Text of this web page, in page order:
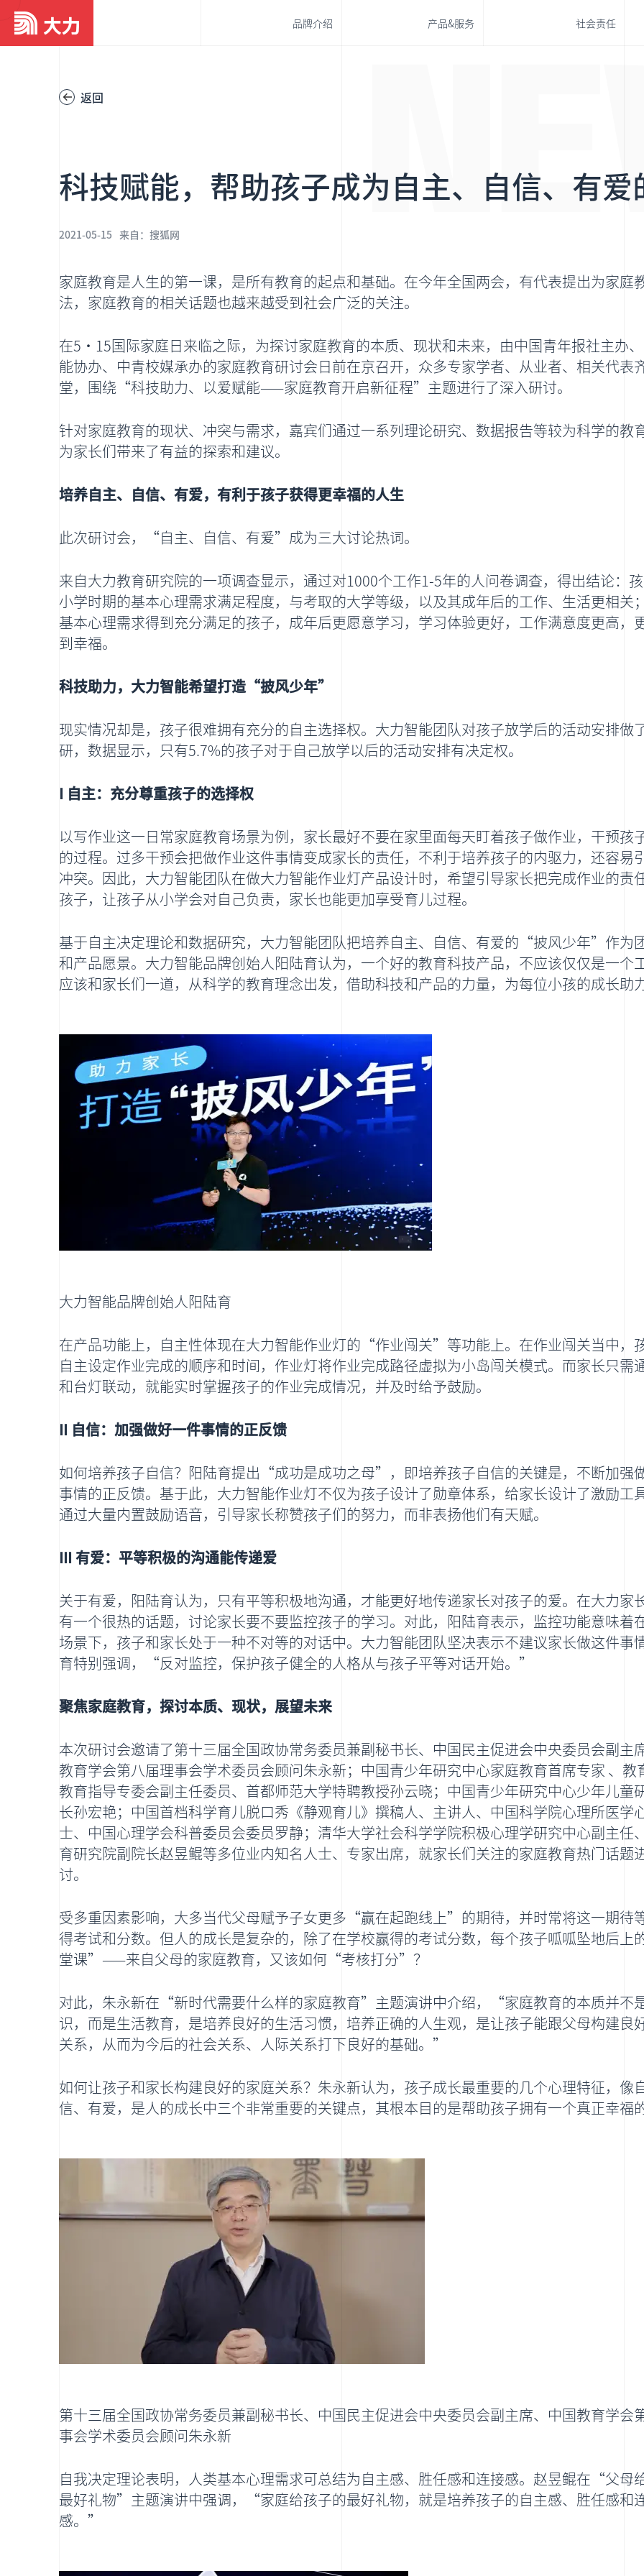
品牌介绍
我们的价值观
产品&服务 社会责任
NE
返回
科技赋能，帮助孩子成为自主、自信、有
2021-05-15 来自： 搜狐网
家庭教育是人生的第一课，是所有教育的起点和基础。在今年全国两会，有代表提出为家庭
法，家庭教育的相关话题也越来越受到社会广泛的关注。
在5•15国际家庭日来临之际，为探讨家庭教育的本质、现状和未来，由中国青年报社主办
能协办、中青校媒承办的家庭教育研讨会日前在京召开，众多专家学者、从业者、相关代表
堂，围绕“科技助力、以爱赋能——家庭教育开启新征程”主题进行了深入研讨。
针对家庭教育的现状、冲突与需求，嘉宾们通过一系列理论研究、数据报告等较为科学的教
为家长们带来了有益的探索和建议。
培养自主、自信、有爱，有利于孩子获得更幸福的人生
此次研讨会，“自主、自信、有爱”成为三大讨论热词。
来自大力教育研究院的一项调查显示，通过对1000个工作1-5年的人问卷调查，得出结论：
小学时期的基本心理需求满足程度，与考取的大学等级，以及其成年后的工作、生活更相关
基本心理需求得到充分满足的孩子，成年后更愿意学习，学习体验更好，工作满意度更高，
到幸福。
科技助力，大力智能希望打造“披风少年”
现实情况却是，孩子很难拥有充分的自主选择权。大力智能团队对孩子放学后的活动安排做
研，数据显示，只有5.7%的孩子对于自己放学以后的活动安排有决定权。
I 自主：充分尊重孩子的选择权
以写作业这一日常家庭教育场景为例，家长最好不要在家里面每天盯着孩子做作业，干预孩
的过程。过多干预会把做作业这件事情变成家长的责任，不利于培养孩子的内驱力，还容易
冲突。因此，大力智能团队在做大力智能作业灯产品设计时，希望引导家长把完成作业的责
孩子，让孩子从小学会对自己负责，家长也能更加享受育儿过程。
基于自主决定理论和数据研究，大力智能团队把培养自主、自信、有爱的“披风少年”作为
和产品愿景。大力智能品牌创始人阳陆育认为，一个好的教育科技产品，不应该仅仅是一个
应该和家长们一道，从科学的教育理念出发，借助科技和产品的力量，为每位小孩的成长助
大力智能品牌创始人阳陆育
在产品功能上，自主性体现在大力智能作业灯的“作业闯关”等功能上。在作业闯关当中，
自主设定作业完成的顺序和时间，作业灯将作业完成路径虚拟为小岛闯关模式。而家长只需
和台灯联动，就能实时掌握孩子的作业完成情况，并及时给予鼓励。
II 自信：加强做好一件事情的正反馈
如何培养孩子自信？阳陆育提出“成功是成功之母”，即培养孩子自信的关键是，不断加强
事情的正反馈。基于此，大力智能作业灯不仅为孩子设计了勋章体系，给家长设计了激励工
通过大量内置鼓励语音，引导家长称赞孩子们的努力，而非表扬他们有天赋。
III 有爱：平等积极的沟通能传递爱
关于有爱，阳陆育认为，只有平等积极地沟通，才能更好地传递家长对孩子的爱。在大力家
有一个很热的话题，讨论家长要不要监控孩子的学习。对此，阳陆育表示，监控功能意味着
场景下，孩子和家长处于一种不对等的对话中。大力智能团队坚决表示不建议家长做这件事
育特别强调，“反对监控，保护孩子健全的人格从与孩子平等对话开始。”
聚焦家庭教育，探讨本质、现状，展望未来
本次研讨会邀请了第十三届全国政协常务委员兼副秘书长、中国民主促进会中央委员会副主
教育学会第八届理事会学术委员会顾问朱永新；中国青少年研究中心家庭教育首席专家 、教
教育指导专委会副主任委员、首都师范大学特聘教授孙云晓；中国青少年研究中心少年儿童
长孙宏艳；中国首档科学育儿脱口秀《静观育儿》撰稿人、主讲人、中国科学院心理所医学
士、中国心理学会科普委员会委员罗静；清华大学社会科学学院积极心理学研究中心副主任
育研究院副院长赵昱鲲等多位业内知名人士、专家出席，就家长们关注的家庭教育热门话题
讨。
受多重因素影响，大多当代父母赋予子女更多“赢在起跑线上”的期待，并时常将这一期待
得考试和分数。但人的成长是复杂的，除了在学校赢得的考试分数，每个孩子呱呱坠地后
堂课”——来自父母的家庭教育，又该如何“考核打分”？
对此，朱永新在“新时代需要什么样的家庭教育”主题演讲中介绍，“家庭教育的本质并不
识，而是生活教育，是培养良好的生活习惯，培养正确的人生观，是让孩子能跟父母构建良
关系，从而为今后的社会关系、人际关系打下良好的基础。”
如何让孩子和家长构建良好的家庭关系？朱永新认为，孩子成长最重要的几个心理特征，像
信、有爱，是人的成长中三个非常重要的关键点，其根本目的是帮助孩子拥有一个真正幸福
第十三届全国政协常务委员兼副秘书长、中国民主促进会中央委员会副主席、中国教育学会
事会学术委员会顾问朱永新
自我决定理论表明，人类基本心理需求可总结为自主感、胜任感和连接感。赵昱鲲在“父母
最好礼物”主题演讲中强调，“家庭给孩子的最好礼物，就是培养孩子的自主感、胜任感和
感。”